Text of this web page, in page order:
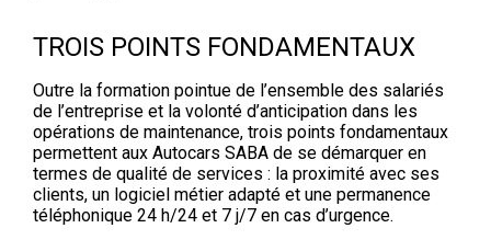
TROIS POINTS FONDAMENTAUX
Outre la formation pointue de l’ensemble des salariés
de l’entreprise et la volonté d’anticipation dans les
opérations de maintenance, trois points fondamentaux
permettent aux Autocars SABA de se démarquer en
termes de qualité de services : la proximité avec ses
clients, un logiciel métier adapté et une permanence
téléphonique 24 h/24 et 7 j/7 en cas d’urgence.